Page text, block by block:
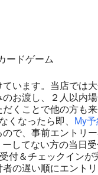
ードゲーム
います。当店では
お渡し、２人以内
くことで他の方も
なったら即、 My
で、事前エントリ
してない方の当日
＆チェックインが
の遅い順にエント